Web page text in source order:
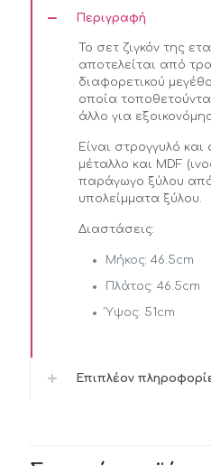
Περιγραφή
Το σετ ζιγκόν της
αποτελείται από
διαφορετικού
οποία
άλλο για
Είναι στρογγυλό
μέταλλο και MDF
παράγωγο ξύλου από
υπολείμματα ξύλου.
Διαστάσεις:
Μήκος: 46.5cm
Πλάτος: 46.5cm
Ύψος: 51cm
Επιπλέον